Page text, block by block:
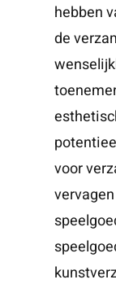
hebben
de
voor